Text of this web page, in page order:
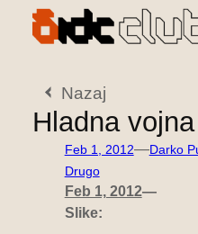
Preskoči
Nazaj
Hladna
Feb 1, 2012—Darko
Drugo
Feb 1, 2012—
Slike: